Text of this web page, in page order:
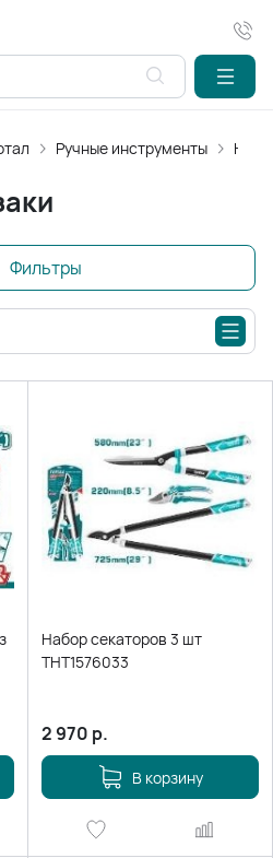
Ручные инструменты
Фильтры
Набор секаторов 3 шт
THT1576033
2 970 р.
В корзину